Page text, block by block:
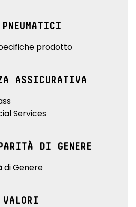
prodotto
ASSICURATIVA
Services
DI GENERE
di Genere